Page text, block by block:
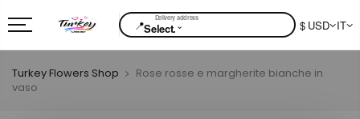
📍Select.⌄ $ USD IT
Turkey Flowers Shop
Rose rosse e margherite bianche in
vaso